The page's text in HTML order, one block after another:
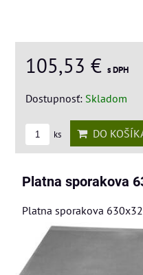
105,53 € s DPH
Dostupnosť: Skladom
ks DO
Platna sporakova
Platna sporakova